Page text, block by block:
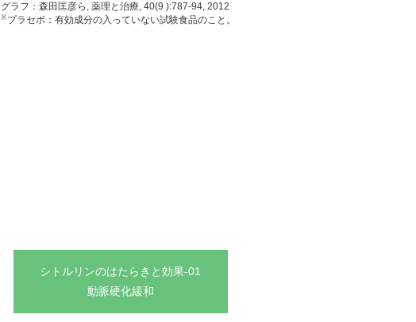
グラフ：森田匡彦ら, 薬理と治療, 40(9 ):787-94, 2012
※ プラセボ：有効成分の入っていない試験食品のこと。
シトルリンのはたらきと効果-01
動脈硬化緩和